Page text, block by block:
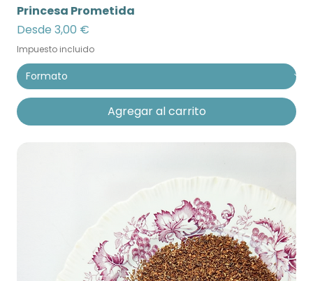
Princesa Prometida
Desde 3,00 €
Precio de oferta
Impuesto incluido
Agregar al carrito